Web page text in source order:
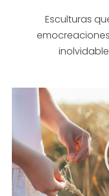
Esculturas